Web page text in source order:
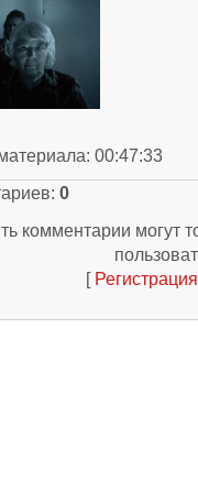
: 00:47:33
: 0
комментарии могут
[ Регистрация